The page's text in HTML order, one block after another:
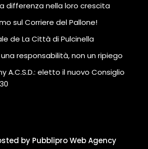
differenza nella loro crescita
sul Corriere del Pallone!
de La Città di Pulcinella
responsabilità, non un ripiego
A.C.S.D.: eletto il nuovo Consiglio
by Pubblipro Web Agency